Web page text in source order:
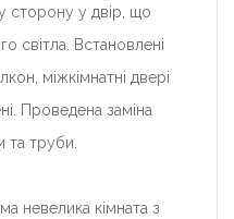
сторону у двір, що
світла. Встановлені
міжкімнатні двері
Проведена заміна
та труби.
невелика кімната з